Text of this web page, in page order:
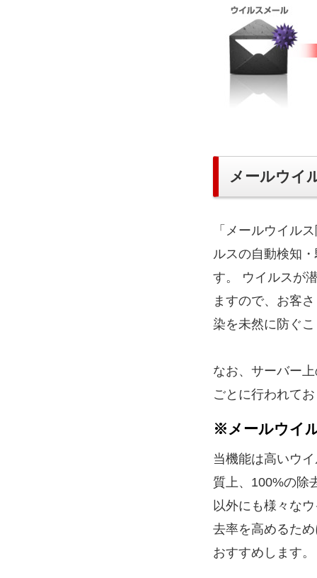
メールウイ
「メールウイル
ルスの自動検知
す。 ウイルスが
ますので、お客
染を未然に防ぐ
なお、サーバー
ごとに行われて
※メールウイ
当機能は高いウ
質上、100%の除
以外にも様々な
去率を高めるた
おすすめします。